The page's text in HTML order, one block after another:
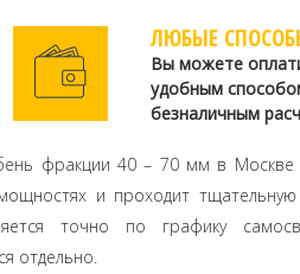
ЛЮБЫЕ
Вы можете
удобным
безналичным
фракции 40 – 70 мм в
и проходит тщательную
точно по графику
отдельно.